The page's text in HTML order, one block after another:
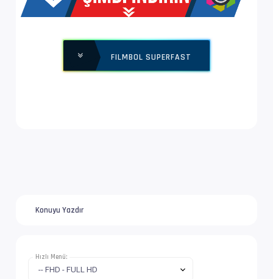
Ses Profili       : Dolby Digital
İz Adı            : Orijinal |
Dil               : tr
FILMBOL SUPERFAST
Konuyu Yazdır
Hızlı Menü: